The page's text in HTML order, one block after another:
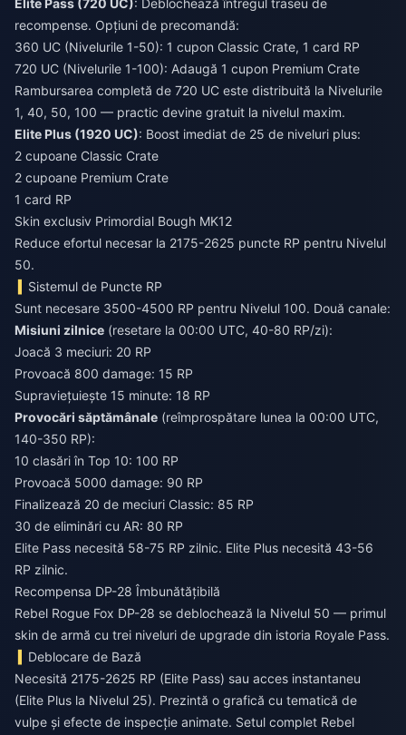
Elite Pass (720 UC): Deblochează întregul traseu de
recompense. Opțiuni de precomandă:
360 UC (Nivelurile 1-50): 1 cupon Classic Crate, 1 card RP
720 UC (Nivelurile 1-100): Adaugă 1 cupon Premium Crate
Rambursarea completă de 720 UC este distribuită la Nivelurile
1, 40, 50, 100 — practic devine gratuit la nivelul maxim.
Elite Plus (1920 UC): Boost imediat de 25 de niveluri plus:
2 cupoane Classic Crate
2 cupoane Premium Crate
1 card RP
Skin exclusiv Primordial Bough MK12
Reduce efortul necesar la 2175-2625 puncte RP pentru Nivelul
50.
Sistemul de Puncte RP
Sunt necesare 3500-4500 RP pentru Nivelul 100. Două canale:
Misiuni zilnice (resetare la 00:00 UTC, 40-80 RP/zi):
Joacă 3 meciuri: 20 RP
Provoacă 800 damage: 15 RP
Supraviețuiește 15 minute: 18 RP
Provocări săptămânale (reîmprospătare lunea la 00:00 UTC,
140-350 RP):
10 clasări în Top 10: 100 RP
Provoacă 5000 damage: 90 RP
Finalizează 20 de meciuri Classic: 85 RP
30 de eliminări cu AR: 80 RP
Elite Pass necesită 58-75 RP zilnic. Elite Plus necesită 43-56
RP zilnic.
Recompensa DP-28 Îmbunătățibilă
Rebel Rogue Fox DP-28 se deblochează la Nivelul 50 — primul
skin de armă cu trei niveluri de upgrade din istoria Royale Pass.
Deblocare de Bază
Necesită 2175-2625 RP (Elite Pass) sau acces instantaneu
(Elite Plus la Nivelul 25). Prezintă o grafică cu tematică de
vulpe și efecte de inspecție animate. Setul complet Rebel